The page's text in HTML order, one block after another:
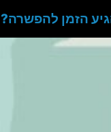
הזמן להפשרה?